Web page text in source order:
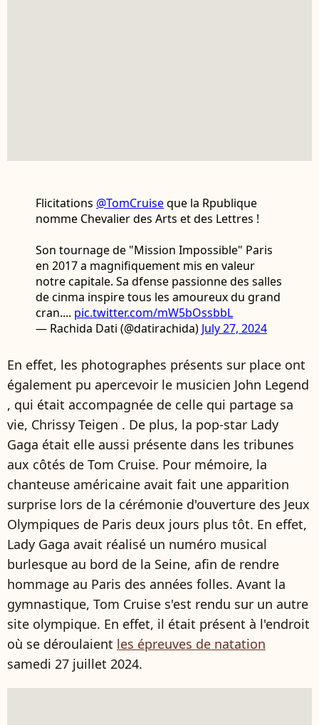
Flicitations @TomCruiseque la Rpublique
nomme Chevalier des Arts et des Lettres !
Son tournage de "Mission Impossible" Paris
en 2017 a magnifiquement mis en valeur
notre capitale. Sa dfense passionne des salles
de cinma inspire tous les amoureux du grand
cran.... pic.twitter.com/mW5bOssbbL
— Rachida Dati (@datirachida) July 27, 2024
En effet, les photographes présents sur place ont
également pu apercevoir le musicien John Legend
, qui était accompagnée de celle qui partage sa
vie, Chrissy Teigen . De plus, la pop-star Lady
Gaga était elle aussi présente dans les tribunes
aux côtés de Tom Cruise. Pour mémoire, la
chanteuse américaine avait fait une apparition
surprise lors de la cérémonie d'ouverture des Jeux
Olympiques de Paris deux jours plus tôt. En effet,
Lady Gaga avait réalisé un numéro musical
burlesque au bord de la Seine, afin de rendre
hommage au Paris des années folles. Avant la
gymnastique, Tom Cruise s'est rendu sur un autre
site olympique. En effet, il était présent à l'endroit
où se déroulaient les épreuves de natation
samedi 27 juillet 2024.